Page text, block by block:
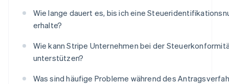
Wie lange dauert es, bis ich eine
erhalte?
Wie kann Stripe Unternehmen bei der
unterstützen?
Was sind häufige Probleme während des